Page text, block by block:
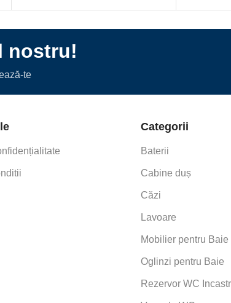
nostru!
te
Categorii
Baterii
Cabine duș
Căzi
Lavoare
Mobilier pentru Baie
Oglinzi pentru Baie
Rezervor WC
This item:
1×BATERIE